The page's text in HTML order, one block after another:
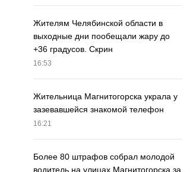
Жителям Челябинской области в
выходные дни пообещали жару до
+36 градусов. Скрин
16:53
Жительница Магнитогорска украла у
зазевавшейся знакомой телефон
16:21
Более 80 штрафов собрал молодой
водитель на улицах Магнитогорска за